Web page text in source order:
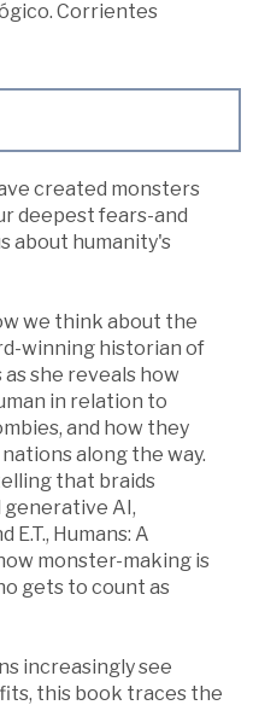
Corrientes
created monsters
deepest fears-and
about humanity's
we think about the
winning historian of
as she reveals how
in relation to
and how they
along the way.
that braids
AI,
Humans: A
monster-making is
gets to count as
increasingly see
this book traces the